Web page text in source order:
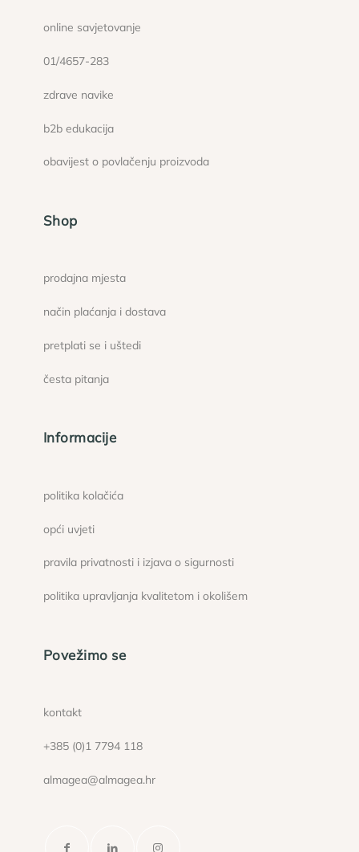
online savjetovanje
01/4657-283
zdrave navike
b2b edukacija
obavijest o povlačenju proizvoda
Shop
prodajna mjesta
način plaćanja i dostava
pretplati se i uštedi
česta pitanja
Informacije
politika kolačića
opći uvjeti
pravila privatnosti i izjava o sigurnosti
politika upravljanja kvalitetom i okolišem
Povežimo se
kontakt
+385 (0)1 7794 118
almagea@almagea.hr